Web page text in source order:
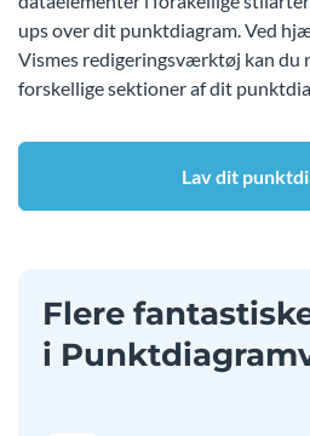
ups over dit punktdiagram. Ved
Vismes redigeringsværktøj kan du
forskellige sektioner af dit
Lav dit
Flere
i